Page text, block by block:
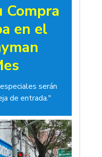
en el
serán
de entrada."